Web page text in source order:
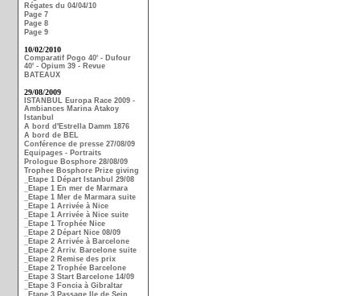
Régates du 04/04/10
Page 7
Page 8
Page 9
10/02/2010
Comparatif Pogo 40' - Dufour
40' - Opium 39 - Revue
BATEAUX
29/08/2009
ISTANBUL Europa Race 2009 -
Ambiances Marina Atakoy
Istanbul
A bord d'Estrella Damm 1876
A bord de BEL
Conférence de presse 27/08/09
Equipages - Portraits
Prologue Bosphore 28/08/09
Trophee Bosphore Prize giving
_Etape 1 Départ Istanbul 29/08
_Etape 1 En mer de Marmara
_Etape 1 Mer de Marmara suite
_Etape 1 Arrivée à Nice
_Etape 1 Arrivée à Nice suite
_Etape 1 Trophée Nice
_Etape 2 Départ Nice 08/09
_Etape 2 Arrivée à Barcelone
_Etape 2 Arriv. Barcelone suite
_Etape 2 Remise des prix
_Etape 2 Trophée Barcelone
_Etape 3 Start Barcelone 14/09
_Etape 3 Foncia à Gibraltar
_Etape 3 Passage Ile de Sein